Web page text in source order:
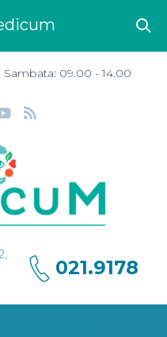
09.00 - 14.00
021.9178